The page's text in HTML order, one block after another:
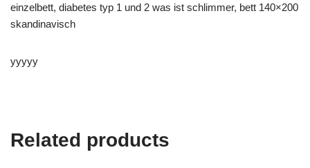
einzelbett, diabetes typ 1 und 2 was ist schlimmer, bett 140×200
skandinavisch
yyyyy
Related products